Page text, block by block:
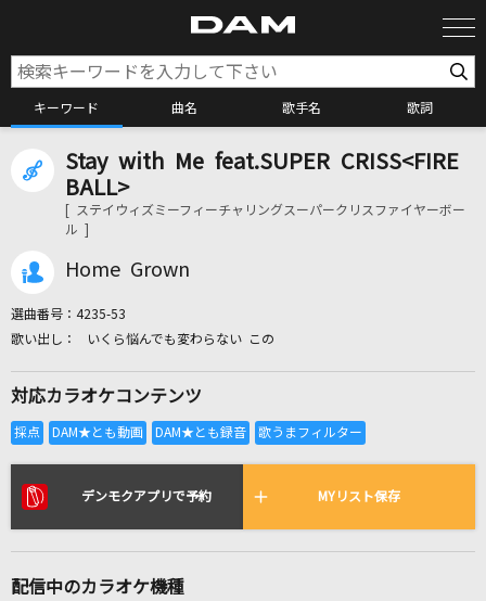
キーワード 曲名 歌手名 歌詞
カラオケ検索
全国りれき
リアルタイムで歌われている曲の一覧
さよならはエモーション
[生音]Everything(It's you)
Stay with Me feat.SUPER CRISS<FIRE
BALL>
[ ステイウィズミーフィーチャリングスーパークリスファイヤーボー
ル ]
Home Grown
選曲番号： 4235-53
いくら悩んでも変わらない この
対応カラオケコンテンツ
デンモクアプリで予約 MYリスト保存
配信中のカラオケ機種